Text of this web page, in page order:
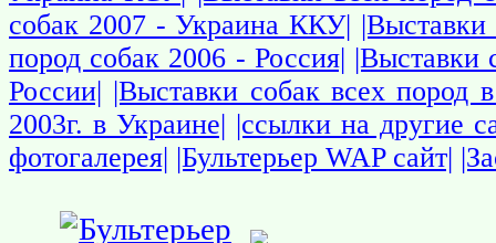
собак 2007 - Украина ККУ|
пород собак 2006 - Россия| |Выставки
России| |Выставки собак всех пород
2003г. в Украине| |ссылки на другие
фотогалерея| |Бультерьер WAP сайт|